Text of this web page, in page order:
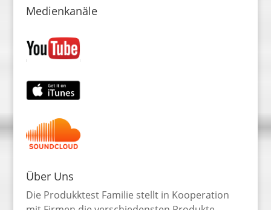
Medienkanäle
Über Uns
Die Produkktest Familie stellt in Kooperation